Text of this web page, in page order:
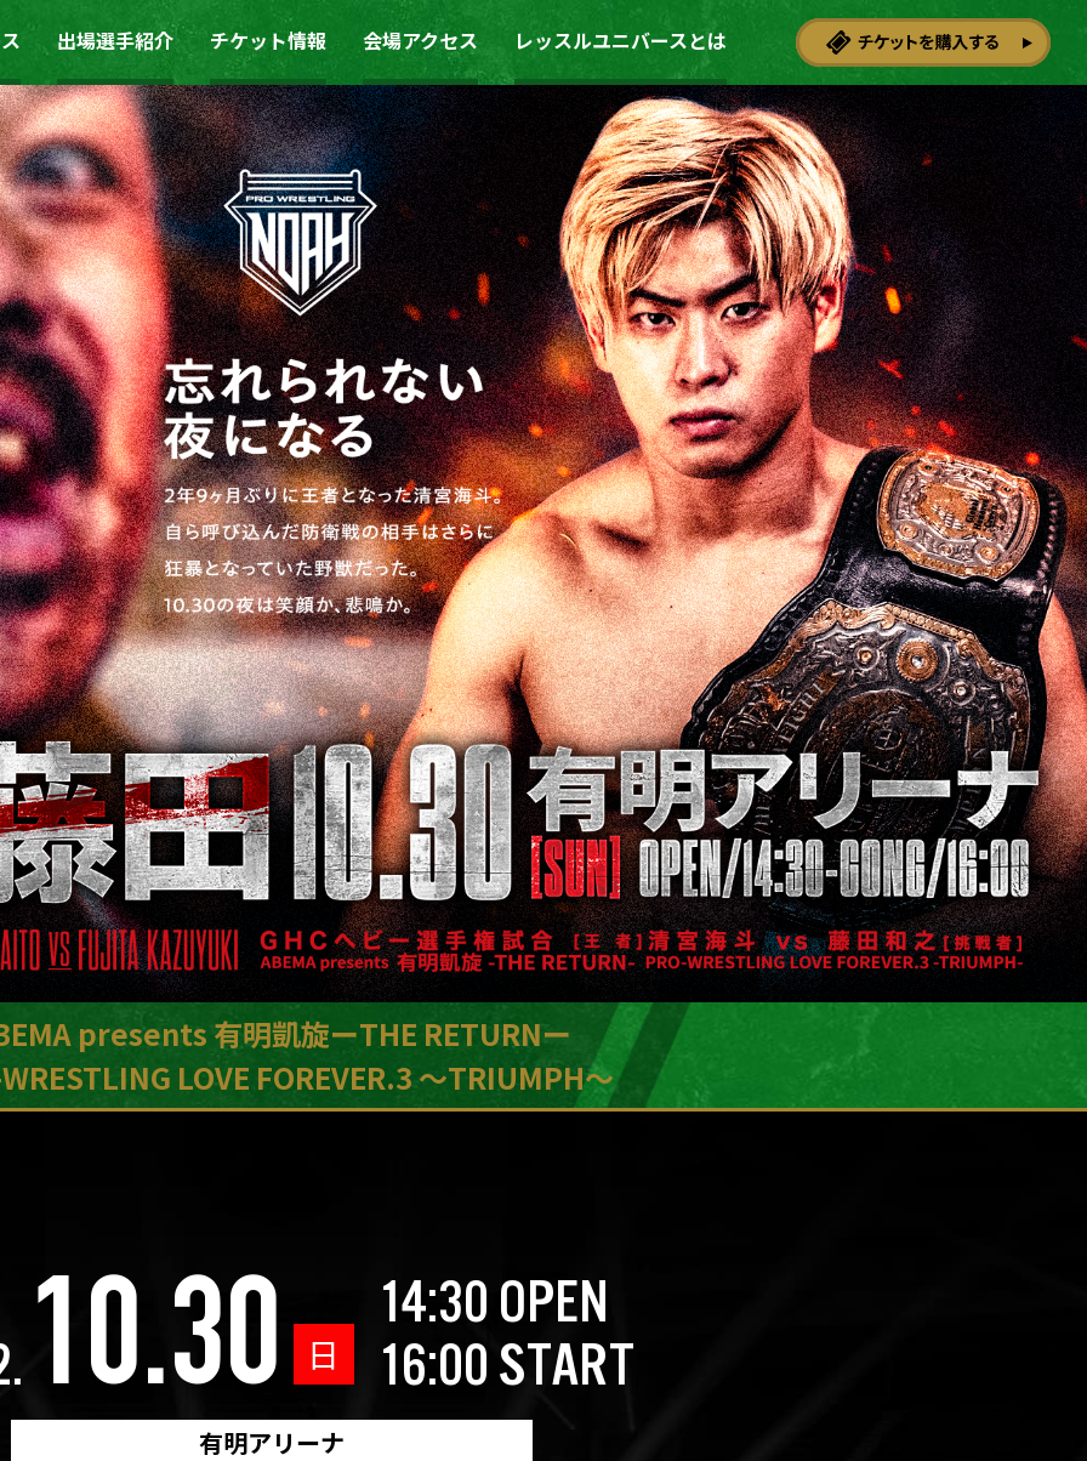
出場選手紹介 チケット情報 会場アクセス レッスルユニバースとは
presents 有明凱旋ーTHE RETURNー
LOVE FOREVER.3 ～TRIUMPH～
10.30 日
14:30 OPEN
16:00 START
有明アリーナ